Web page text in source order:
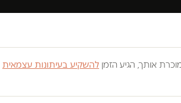
אותך, הגיע הזמן להשקיע בעיתונות עצמאית